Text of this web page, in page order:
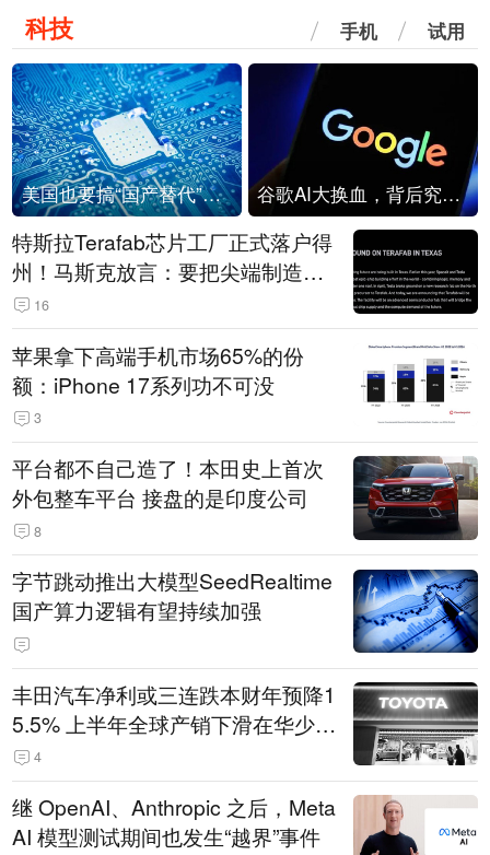
科技 手机 试用
美国也要搞“国产替代”？先算清三笔账 谷歌AI大换血，背后究竟发生了什么？
特斯拉Terafab芯片工厂正式落户得
州！马斯克放言：要把尖端制造带
回美国
16
苹果拿下高端手机市场65%的份
额：iPhone 17系列功不可没
3
平台都不自己造了！本田史上首次
外包整车平台 接盘的是印度公司
8
字节跳动推出大模型SeedRealtime
国产算力逻辑有望持续加强
丰田汽车净利或三连跌本财年预降1
5.5% 上半年全球产销下滑在华少卖
14.3万辆
4
继 OpenAI、Anthropic 之后，Meta
AI 模型测试期间也发生“越界”事件